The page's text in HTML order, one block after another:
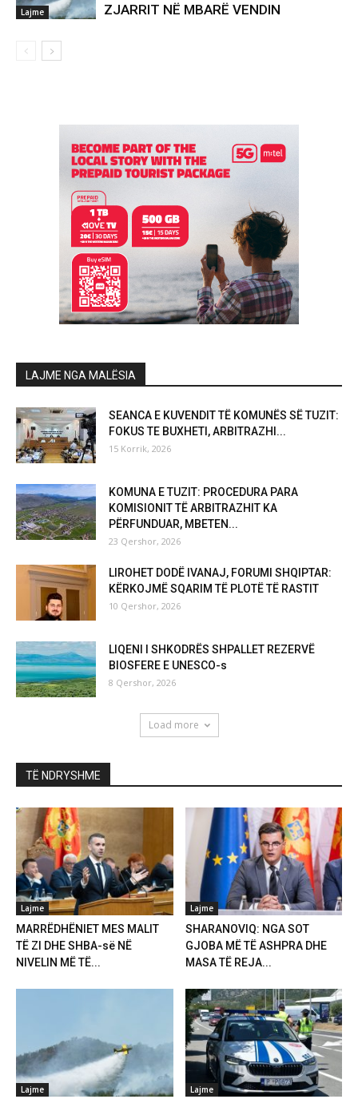
Lajme
ZJARRIT NË MBARË VENDIN
LAJME NGA MALËSIA
SEANCA E KUVENDIT TË KOMUNËS SË TUZIT:
FOKUS TE BUXHETI, ARBITRAZHI...
15 Korrik, 2026
KOMUNA E TUZIT: PROCEDURA PARA
KOMISIONIT TË ARBITRAZHIT KA
PËRFUNDUAR, MBETEN...
23 Qershor, 2026
LIROHET DODË IVANAJ, FORUMI SHQIPTAR:
KËRKOJMË SQARIM TË PLOTË TË RASTIT
10 Qershor, 2026
LIQENI I SHKODRËS SHPALLET REZERVË
BIOSFERE E UNESCO-s
8 Qershor, 2026
Load more
TË NDRYSHME
Lajme
MARRËDHËNIET MES MALIT
TË ZI DHE SHBA-së NË
NIVELIN MË TË...
Lajme
SHARANOVIQ: NGA SOT
GJOBA MË TË ASHPRA DHE
MASA TË REJA...
Lajme Lajme